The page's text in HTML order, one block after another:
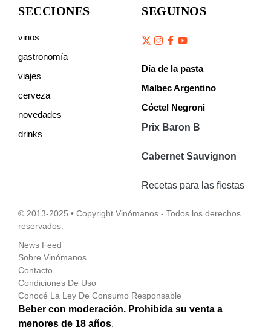
SECCIONES
vinos
gastronomía
viajes
cerveza
novedades
drinks
SEGUINOS
Día de la pasta
Malbec Argentino
Cóctel Negroni
Prix Baron B
Cabernet Sauvignon
Recetas para las fiestas
© 2013-2025 • Copyright Vinómanos - Todos los derechos
reservados.
News Feed
Sobre Vinómanos
Contacto
Condiciones De Uso
Conocé La Ley De Consumo Responsable
Beber con moderación. Prohibida su venta a
menores de 18 años.